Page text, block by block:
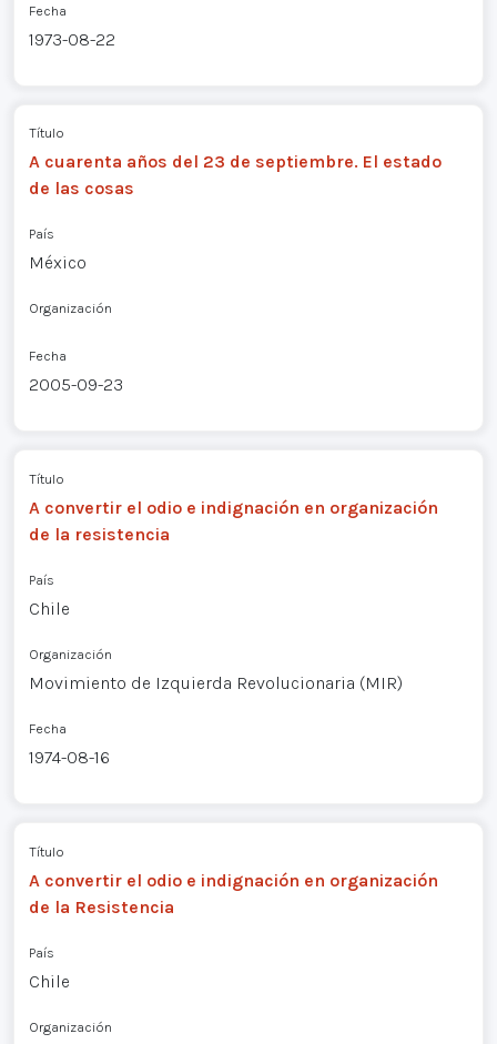
Fecha
1973-08-22
Título
A cuarenta años del 23 de septiembre. El estado
de las cosas
País
México
Organización
Fecha
2005-09-23
Título
A convertir el odio e indignación en organización
de la resistencia
País
Chile
Organización
Movimiento de Izquierda Revolucionaria (MIR)
Fecha
1974-08-16
Título
A convertir el odio e indignación en organización
de la Resistencia
País
Chile
Organización